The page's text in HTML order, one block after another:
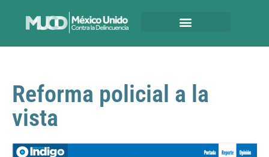
Reforma policial a la
vista